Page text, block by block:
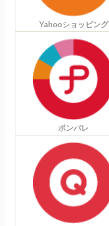
Yahooショッピング
ポンパレ